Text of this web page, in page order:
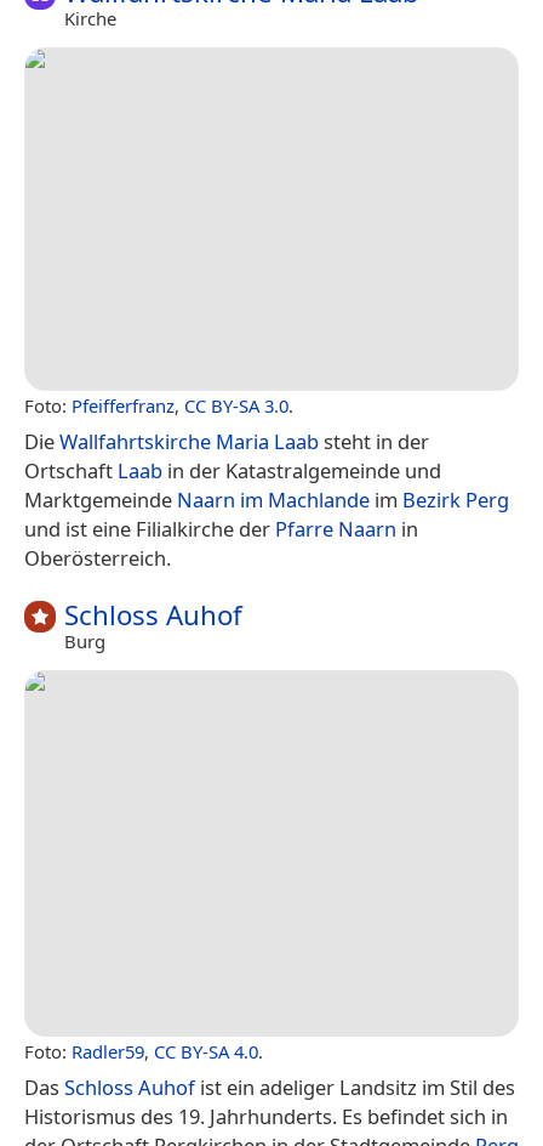
Kirche
Foto: Pfeifferfranz, CC BY-SA 3.0.
DieWallfahrtskirche Maria Laabsteht in der
Ortschaft Laab in der Katastralgemeinde und
Marktgemeinde Naarn im Machlande im Bezirk Perg
und ist eine Filialkirche der Pfarre Naarn in
Oberösterreich.
Schloss Auhof
Burg
Foto: Radler59, CC BY-SA 4.0.
Das Schloss Auhofist ein adeliger Landsitz im Stil des
Historismus des 19. Jahrhunderts. Es befindet sich in